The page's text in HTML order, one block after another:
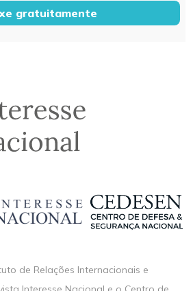
gratuitamente
de Relações Internacionais e